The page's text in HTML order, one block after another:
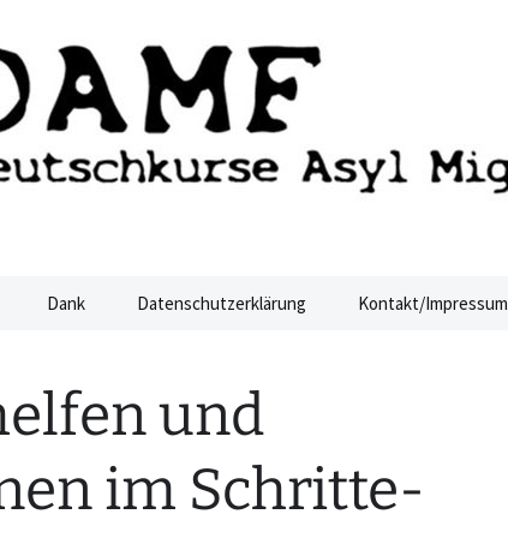
Dresden
Dank Datenschutzerklärung Kontakt/Impressum
und
im Schritte-